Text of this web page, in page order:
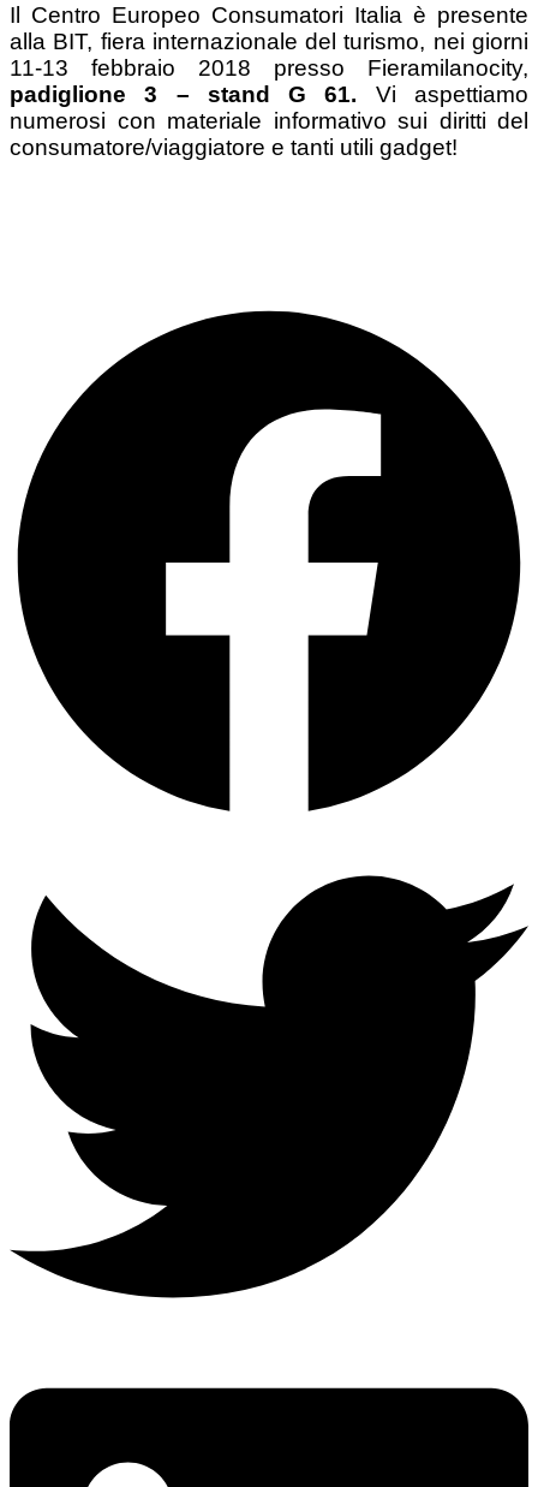
Il Centro Europeo Consumatori Italia è presente
alla BIT, fiera internazionale del turismo, nei giorni
11-13 febbraio 2018 presso Fieramilanocity,
padiglione 3 – stand G 61. Vi aspettiamo
numerosi con materiale informativo sui diritti del
consumatore/viaggiatore e tanti utili gadget!